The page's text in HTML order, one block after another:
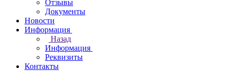
Отзывы
Документы
Новости
Информация
Назад
Информация
Реквизиты
Контакты